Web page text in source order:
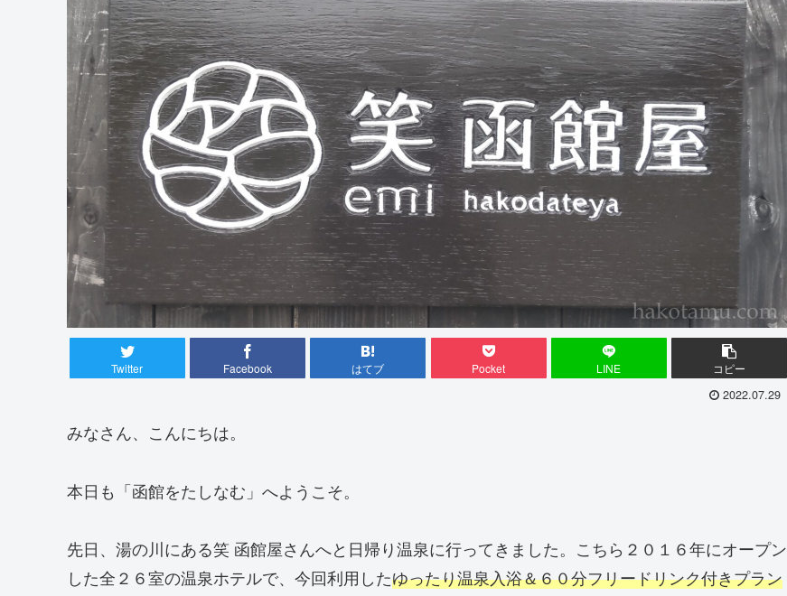
Twitter Facebook はてブ Pocket LINE コピー
2022.07.29
みなさん、こんにちは。
本日も「函館をたしなむ」へようこそ。
先日、湯の川にある笑 函館屋さんへと日帰り温泉に行ってきました。こちら２０１６年にオープン
した全２６室の温泉ホテルで、今回利用したゆったり温泉入浴＆６０分フリードリンク付きプラン